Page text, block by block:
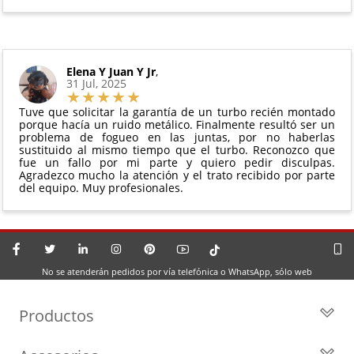
Elena Y Juan Y Jr,
31 Jul, 2025
Tuve que solicitar la garantía de un turbo recién montado
porque hacía un ruido metálico. Finalmente resultó ser un
problema de fogueo en las juntas, por no haberlas
sustituido al mismo tiempo que el turbo. Reconozco que
fue un fallo por mi parte y quiero pedir disculpas.
Agradezco mucho la atención y el trato recibido por parte
del equipo. Muy profesionales.
No se atenderán pedidos por vía telefónica o WhatsApp, sólo web
Productos